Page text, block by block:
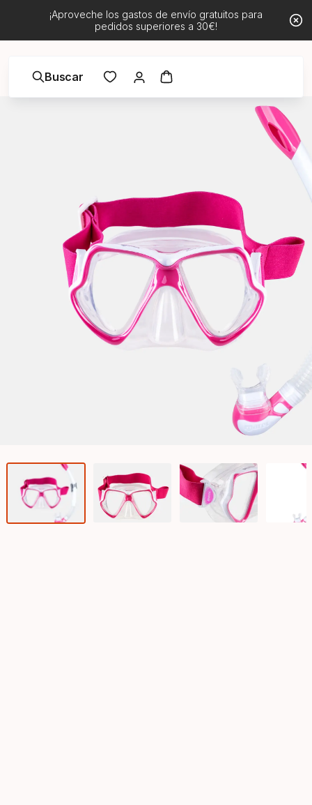
¡Aproveche los gastos de envío gratuitos para
pedidos superiores a 30€!
Buscar